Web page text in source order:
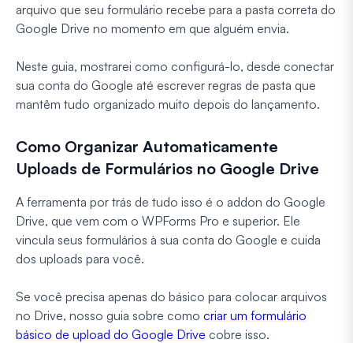
arquivo que seu formulário recebe para a pasta correta do
Google Drive no momento em que alguém envia.
Neste guia, mostrarei como configurá-lo, desde conectar
sua conta do Google até escrever regras de pasta que
mantêm tudo organizado muito depois do lançamento.
Como Organizar Automaticamente
Uploads de Formulários no Google Drive
A ferramenta por trás de tudo isso é o addon do Google
Drive, que vem com o WPForms Pro e superior. Ele
vincula seus formulários à sua conta do Google e cuida
dos uploads para você.
Se você precisa apenas do básico para colocar arquivos
no Drive, nosso guia sobre como criar um formulário
básico de upload do Google Drive cobre isso.